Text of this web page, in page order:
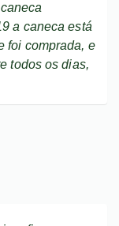
a caneca está
foi comprada, e
todos os dias,